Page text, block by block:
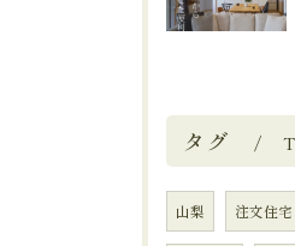
タグ
山梨 注文住宅